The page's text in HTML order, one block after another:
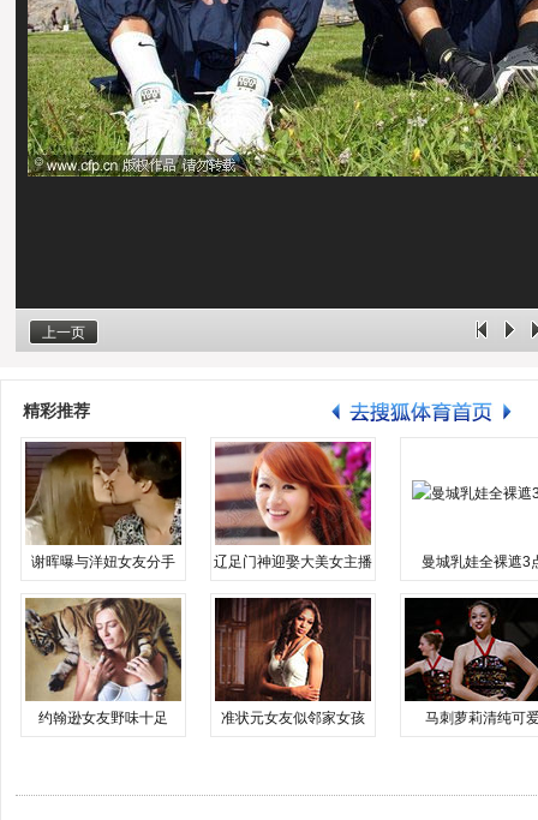
上一页
精彩推荐
谢晖曝与洋妞女友分手 辽足门神迎娶大美女主播 曼城乳娃全裸遮3
约翰逊女友野味十足 准状元女友似邻家女孩 马刺萝莉清纯可